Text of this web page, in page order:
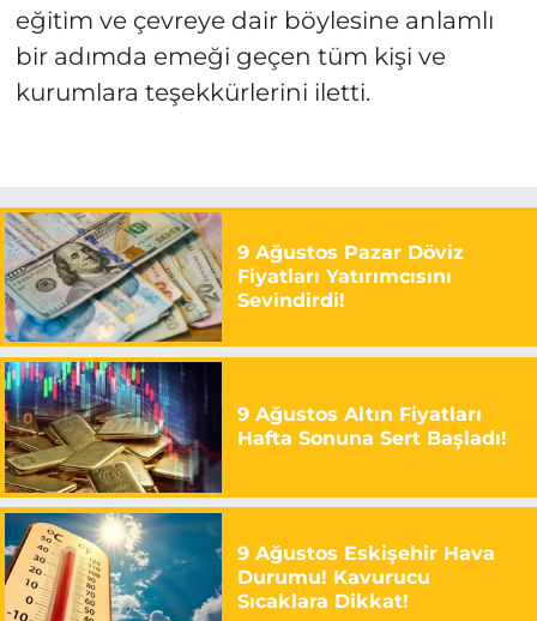
eğitim ve çevreye dair böylesine anlamlı
bir adımda emeği geçen tüm kişi ve
kurumlara teşekkürlerini iletti.
9 Ağustos Pazar Döviz
Fiyatları Yatırımcısını
Sevindirdi!
9 Ağustos Altın Fiyatları
Hafta Sonuna Sert Başladı!
9 Ağustos Eskişehir Hava
Durumu! Kavurucu
Sıcaklara Dikkat!